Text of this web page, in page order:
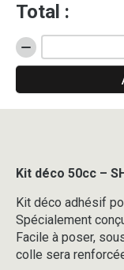
Total :
quantité
de
50cc
SE
-
2DR1
-
YELLOW
Kit déco 50cc –
Kit déco adhésif
Spécialement
Facile à poser,
colle sera